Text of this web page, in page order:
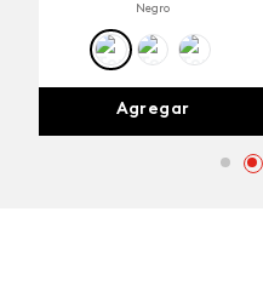
Negro
Agregar